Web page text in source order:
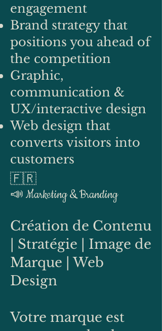
engagement
Brand strategy that
positions you ahead of
the competition
Graphic,
communication &
UX/interactive design
Web design that
converts visitors into
customers
​🇫🇷
📣 Marketing & Branding
Création de Contenu
| Stratégie | Image de
Marque | Web
Design
Votre marque est